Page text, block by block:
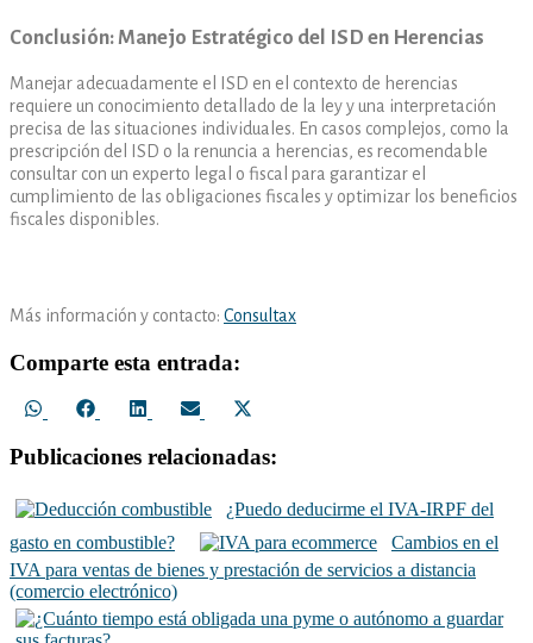
Conclusión: Manejo Estratégico del ISD en Herencias
Manejar adecuadamente el ISD en el contexto de herencias
requiere un conocimiento detallado de la ley y una interpretación
precisa de las situaciones individuales. En casos complejos, como la
prescripción del ISD o la renuncia a herencias, es recomendable
consultar con un experto legal o fiscal para garantizar el
cumplimiento de las obligaciones fiscales y optimizar los beneficios
fiscales disponibles.
Más información y contacto: Consultax
Comparte esta entrada:
Compartir
WhatsApp
Compartir
Facebook
Compartir
LinkedIn
Compartir
EmailX
Publicaciones relacionadas:
¿Puedo deducirme el IVA-IRPF del
gasto en combustible?
Cambios en el
IVA para ventas de bienes y prestación de servicios a distancia
(comercio electrónico)